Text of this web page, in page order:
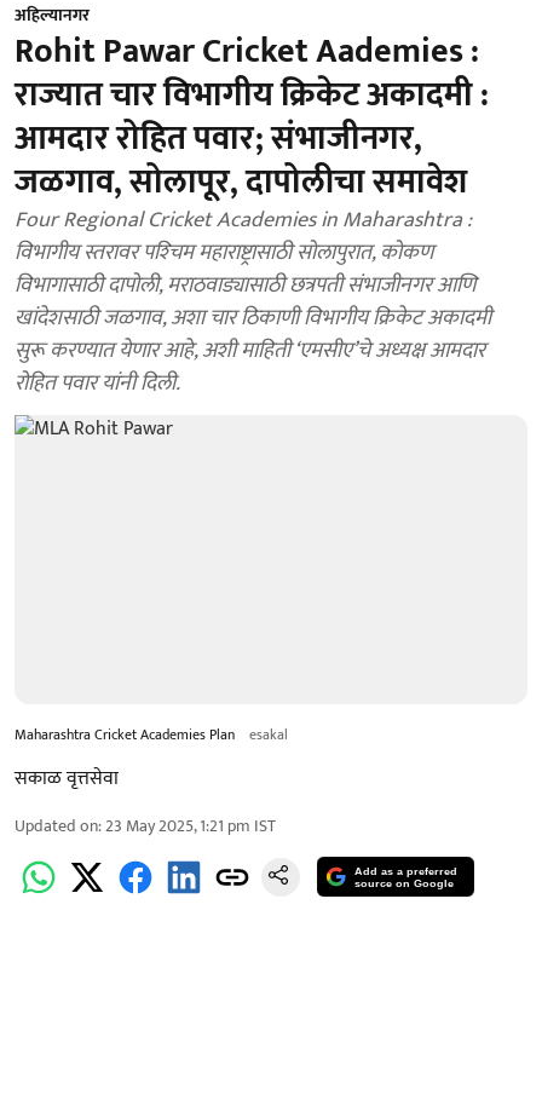
अहिल्यानगर
Rohit Pawar Cricket Aademies :
राज्यात चार विभागीय क्रिकेट अकादमी :
आमदार रोहित पवार; संभाजीनगर,
जळगाव, सोलापूर, दापोलीचा समावेश
Four Regional Cricket Academies in Maharashtra :
विभागीय स्तरावर पश्‍चिम महाराष्ट्रासाठी सोलापुरात, कोकण
विभागासाठी दापोली, मराठवाड्यासाठी छत्रपती संभाजीनगर आणि
खांदेशसाठी जळगाव, अशा चार ठिकाणी विभागीय क्रिकेट अकादमी
सुरू करण्यात येणार आहे, अशी माहिती ‘एमसीए’चे अध्यक्ष आमदार
रोहित पवार यांनी दिली.
Maharashtra Cricket Academies Plan esakal
सकाळ वृत्तसेवा
Updated on:23 May 2025, 1:21 pm IST
Add as a preferred
source on Google